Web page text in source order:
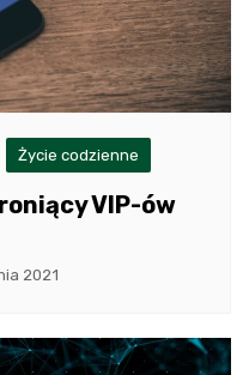
Życie codzienne
VIP-ów
2021